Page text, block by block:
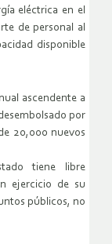
eléctrica en el
de personal al
disponible
ascendente a
por
20,000 nuevos
tiene libre
ejercicio de su
públicos, no